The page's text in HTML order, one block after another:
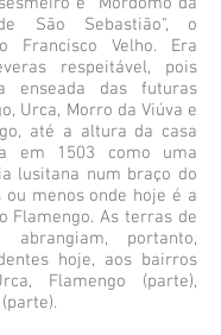
São Sebastião", o
Francisco Velho. Era
respeitável, pois
enseada das futuras
Urca, Morro da Viúva e
até a altura da casa
em 1503 como uma
lusitana num braço do
ou menos onde hoje é a
Flamengo. As terras de
abrangiam, portanto,
hoje, aos bairros
Flamengo (parte),